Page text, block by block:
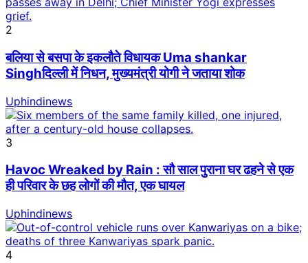
2
बलिया से बसपा के इकलौते विधायक Uma shankar
Singhदिल्ली में निधन, मुख्यमंत्री योगी ने जताया शोक
Uphindinews
3
Havoc Wreaked by Rain : सौ साल पुराना घर ढहने से एक
ही परिवार के छह लोगों की मौत, एक घायल
Uphindinews
4